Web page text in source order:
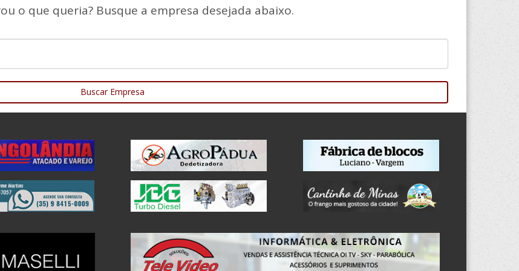
o que queria? Busque a empresa desejada abaixo.
Buscar Empresa